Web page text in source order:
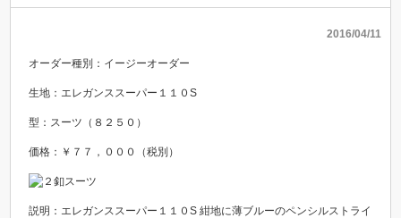
2016/04/11
オーダー種別：イージーオーダー
生地：エレガンススーパー１１０S
型：スーツ（８２５０）
価格：￥７７，０００（税別）
説明：エレガンススーパー１１０S 紺地に薄ブルーのペンシルストライ